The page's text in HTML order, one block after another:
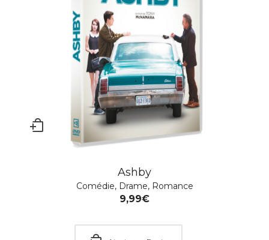
Ashby
Comédie, Drame, Romance
9,99€
Crash
Culte,Drame,Festival de Cannes
20,00€